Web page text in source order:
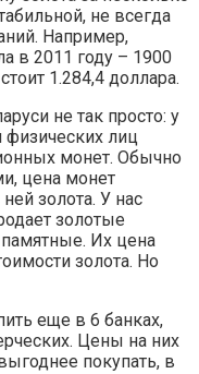
не всегда
Например,
в 2011 году – 1900
1.284,4 доллара.
не так просто: у
физических лиц
монет. Обычно
цена монет
золота. У нас
золотые
Их цена
золота. Но
еще в 6 банках,
Цены на них
покупать, в